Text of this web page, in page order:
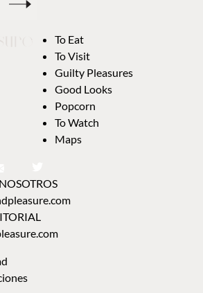
To Eat
To Visit
Guilty Pleasures
Good Looks
Popcorn
To Watch
Maps